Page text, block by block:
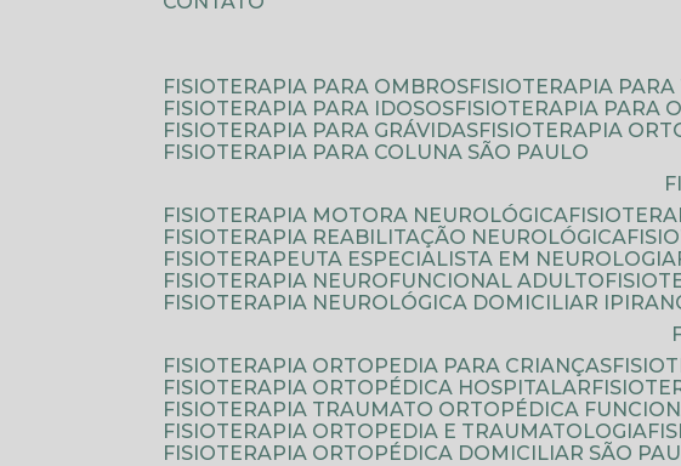
FISIOTERAPIA PARA OMBROS
FISIOTERAPIA
FISIOTERAPIA PARA IDOSOS
FISIOTERAPIA PARA
FISIOTERAPIA PARA GRÁVIDAS
FISIOTERAPIA
FISIOTERAPIA PARA COLUNA SÃO PAULO
FISIOTERAPIA MOTORA NEUROLÓGICA
FISIOTERAPIA REABILITAÇÃO NEUROLÓGICA
FISIOTERAPEUTA ESPECIALISTA EM NEUROLOGIA
FISIOTERAPIA NEUROFUNCIONAL ADULTO
FISIOTERAPIA NEUROLÓGICA DOMICILIAR
FISIOTERAPIA ORTOPEDIA PARA CRIANÇAS
FISIOTERAPIA ORTOPÉDICA HOSPITALAR
FISIOTERAPIA TRAUMATO ORTOPÉDICA
FISIOTERAPIA ORTOPEDIA E TRAUMATOLOGIA
FISIOTERAPIA ORTOPÉDICA DOMICILIAR SÃO